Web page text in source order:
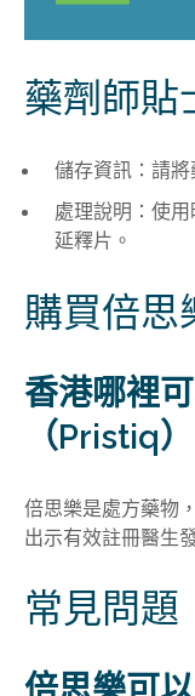
藥劑師貼
儲存資訊：請
處理說明：使
延釋片 。
購買倍思
香港哪裡
（Pristiq
倍思樂是處方藥物
出示有效註冊醫生
常見問題